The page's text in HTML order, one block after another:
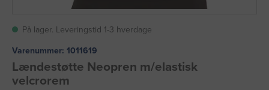
På lager. Leveringstid 1-3 hverdage
Varenummer: 1011619
Lændestøtte Neopren m/elastisk
velcrorem